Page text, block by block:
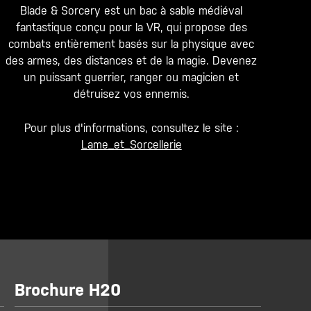
Blade & Sorcery est un bac à sable médiéval
fantastique conçu pour la VR, qui propose des
combats entièrement basés sur la physique avec
des armes, des distances et de la magie. Devenez
un puissant guerrier, ranger ou magicien et
détruisez vos ennemis.
Pour plus d'informations, consultez le site :
Lame_et_Sorcellerie
Brochure H20